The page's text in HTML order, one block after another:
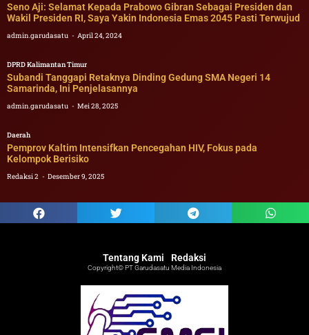
Seno Aji: Selamat Kepada Prabowo Gibran Sebagai Presiden dan
Wakil Presiden RI, Saya Yakin Indonesia Emas 2045 Pasti Terwujud
admin.garudasatu April 24, 2024
DPRD Kalimantan Timur
Subandi Tanggapi Retaknya Dinding Gedung SMA Negeri 14
Samarinda, Ini Penjelasannya
admin.garudasatu Mei 28, 2025
Daerah
Pemprov Kaltim Intensifkan Pencegahan HIV, Fokus pada
Kelompok Berisiko
Redaksi 2 Desember 9, 2025
Tentang Kami Redaksi
Copyright© PT Garudasatu Media Indonesia